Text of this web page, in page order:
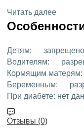
Читать далее
Детям:
запрещено
Водителям:
Кормящим матерям:
Беременным:
При диабете: нет
Отзывы (0)